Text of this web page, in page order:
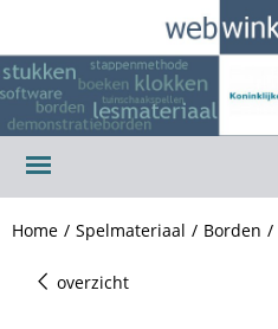
Home / Spelmateriaal / Borden /
overzicht